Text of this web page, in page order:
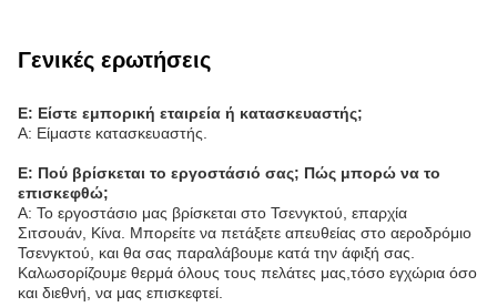
Γενικές ερωτήσεις
Ε: Είστε εμπορική εταιρεία ή κατασκευαστής;
Α: Είμαστε κατασκευαστής.
Ε: Πού βρίσκεται το εργοστάσιό σας; Πώς μπορώ να το
επισκεφθώ;
Α: Το εργοστάσιο μας βρίσκεται στο Τσενγκτού, επαρχία
Σιτσουάν, Κίνα. Μπορείτε να πετάξετε απευθείας στο αεροδρόμιο
Τσενγκτού, και θα σας παραλάβουμε κατά την άφιξή σας.
Καλωσορίζουμε θερμά όλους τους πελάτες μας,τόσο εγχώρια όσο
και διεθνή, να μας επισκεφτεί.